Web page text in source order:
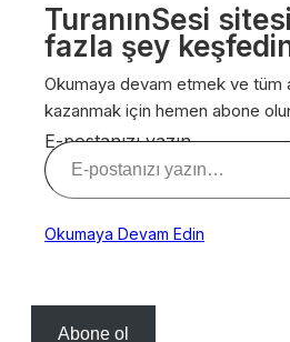
TuranınSesi
fazla şey
Okumaya devam etmek ve tüm
kazanmak için hemen abone
E-postanızı yazın…
Okumaya Devam Edin
Abone ol